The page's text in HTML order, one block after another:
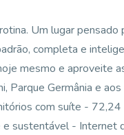
Um lugar
completa e
mesmo e aproveite
Parque Germânia e
com suíte -
sustentável - Internet